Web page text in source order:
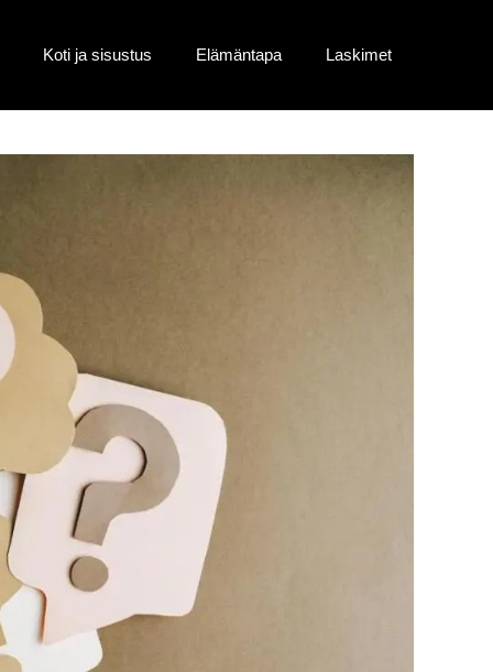
Koti ja sisustus Elämäntapa Laskimet